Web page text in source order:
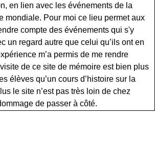
en lien avec les événements de la
mondiale. Pour moi ce lieu permet aux
compte des événements qui s'y
un regard autre que celui qu’ils ont en
m’a permis de me rendre
de ce site de mémoire est bien plus
élèves qu’un cours d’histoire sur la
le site n’est pas très loin de chez
de passer à côté.